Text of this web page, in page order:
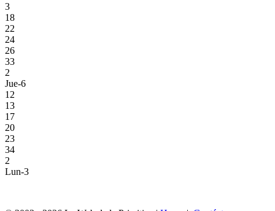
3
18
22
24
26
33
2
Jue-6
12
13
17
20
23
34
2
Lun-3